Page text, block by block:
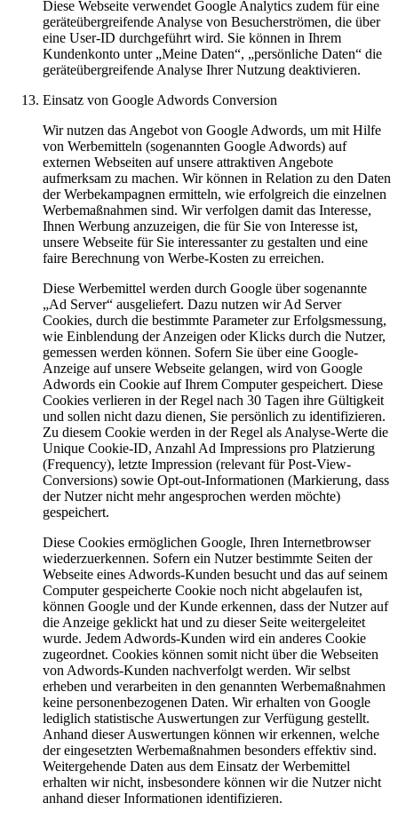
Diese Webseite verwendet Google Analytics zudem für eine
geräteübergreifende Analyse von Besucherströmen, die über
eine User-ID durchgeführt wird. Sie können in Ihrem
Kundenkonto unter „Meine Daten“, „persönliche Daten“ die
geräteübergreifende Analyse Ihrer Nutzung deaktivieren.
Einsatz von Google Adwords Conversion
Wir nutzen das Angebot von Google Adwords, um mit Hilfe
von Werbemitteln (sogenannten Google Adwords) auf
externen Webseiten auf unsere attraktiven Angebote
aufmerksam zu machen. Wir können in Relation zu den Daten
der Werbekampagnen ermitteln, wie erfolgreich die einzelnen
Werbemaßnahmen sind. Wir verfolgen damit das Interesse,
Ihnen Werbung anzuzeigen, die für Sie von Interesse ist,
unsere Webseite für Sie interessanter zu gestalten und eine
faire Berechnung von Werbe-Kosten zu erreichen.
Diese Werbemittel werden durch Google über sogenannte
„Ad Server“ ausgeliefert. Dazu nutzen wir Ad Server
Cookies, durch die bestimmte Parameter zur Erfolgsmessung,
wie Einblendung der Anzeigen oder Klicks durch die Nutzer,
gemessen werden können. Sofern Sie über eine Google-
Anzeige auf unsere Webseite gelangen, wird von Google
Adwords ein Cookie auf Ihrem Computer gespeichert. Diese
Cookies verlieren in der Regel nach 30 Tagen ihre Gültigkeit
und sollen nicht dazu dienen, Sie persönlich zu identifizieren.
Zu diesem Cookie werden in der Regel als Analyse-Werte die
Unique Cookie-ID, Anzahl Ad Impressions pro Platzierung
(Frequency), letzte Impression (relevant für Post-View-
Conversions) sowie Opt-out-Informationen (Markierung, dass
der Nutzer nicht mehr angesprochen werden möchte)
gespeichert.
Diese Cookies ermöglichen Google, Ihren Internetbrowser
wiederzuerkennen. Sofern ein Nutzer bestimmte Seiten der
Webseite eines Adwords-Kunden besucht und das auf seinem
Computer gespeicherte Cookie noch nicht abgelaufen ist,
können Google und der Kunde erkennen, dass der Nutzer auf
die Anzeige geklickt hat und zu dieser Seite weitergeleitet
wurde. Jedem Adwords-Kunden wird ein anderes Cookie
zugeordnet. Cookies können somit nicht über die Webseiten
von Adwords-Kunden nachverfolgt werden. Wir selbst
erheben und verarbeiten in den genannten Werbemaßnahmen
keine personenbezogenen Daten. Wir erhalten von Google
lediglich statistische Auswertungen zur Verfügung gestellt.
Anhand dieser Auswertungen können wir erkennen, welche
der eingesetzten Werbemaßnahmen besonders effektiv sind.
Weitergehende Daten aus dem Einsatz der Werbemittel
erhalten wir nicht, insbesondere können wir die Nutzer nicht
anhand dieser Informationen identifizieren.